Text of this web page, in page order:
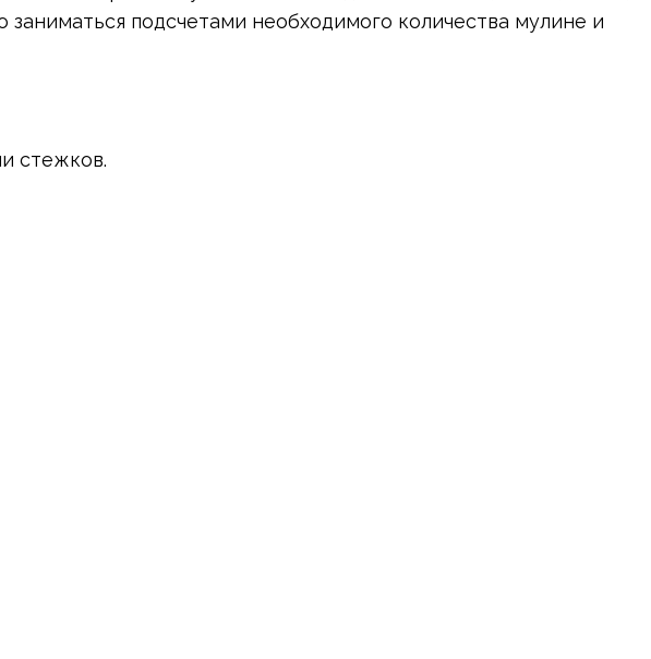
подсчетами необходимого количества мулине и
стежков.